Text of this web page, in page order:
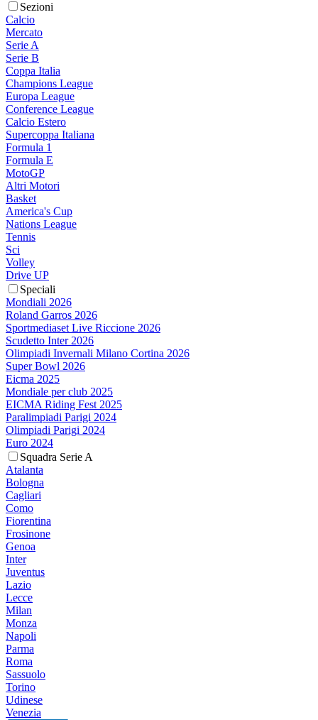
Sezioni
Calcio
Mercato
Serie A
Serie B
Coppa Italia
Champions League
Europa League
Conference League
Calcio Estero
Supercoppa Italiana
Formula 1
Formula E
MotoGP
Altri Motori
Basket
America's Cup
Nations League
Tennis
Sci
Volley
Drive UP
Speciali
Mondiali 2026
Roland Garros 2026
Sportmediaset Live Riccione 2026
Scudetto Inter 2026
Olimpiadi Invernali Milano Cortina 2026
Super Bowl 2026
Eicma 2025
Mondiale per club 2025
EICMA Riding Fest 2025
Paralimpiadi Parigi 2024
Olimpiadi Parigi 2024
Euro 2024
Squadra Serie A
Atalanta
Bologna
Cagliari
Como
Fiorentina
Frosinone
Genoa
Inter
Juventus
Lazio
Lecce
Milan
Monza
Napoli
Parma
Roma
Sassuolo
Torino
Udinese
Venezia